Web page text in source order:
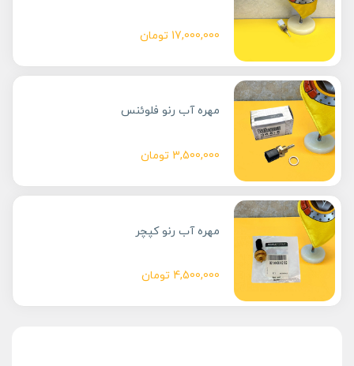
17,000,000 تومان
مهره آب رنو فلوئنس
3,500,000 تومان
مهره آب رنو کپچر
4,500,000 تومان